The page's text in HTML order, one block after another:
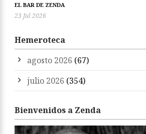
EL BAR DE ZENDA
23 Jul 2026
Hemeroteca
agosto 2026 (67)
julio 2026 (354)
Bienvenidos a Zenda